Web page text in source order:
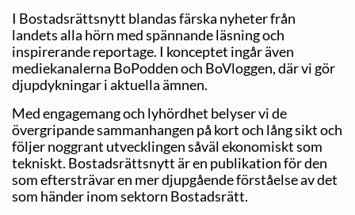
I Bostadsrättsnytt blandas färska nyheter från
landets alla hörn med spännande läsning och
inspirerande reportage. I konceptet ingår även
mediekanalerna BoPodden och BoVloggen, där vi gör
djupdykningar i aktuella ämnen.
Med engagemang och lyhördhet belyser vi de
övergripande sammanhangen på kort och lång sikt och
följer noggrant utvecklingen såväl ekonomiskt som
tekniskt. Bostadsrättsnytt är en publikation för den
som eftersträvar en mer djupgående förståelse av det
som händer inom sektorn Bostadsrätt.